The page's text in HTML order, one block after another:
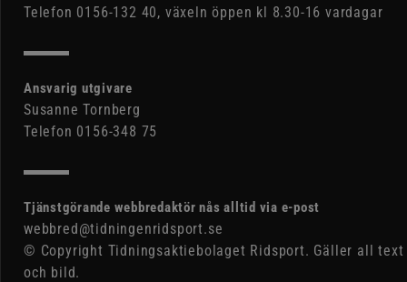
Telefon 0156-132 40, växeln öppen kl 8.30-16 vardagar
Ansvarig utgivare
Susanne Tornberg
Telefon 0156-348 75
Tjänstgörande webbredaktör nås alltid via e-post
webbred@tidningenridsport.se
© Copyright Tidningsaktiebolaget Ridsport. Gäller all text
och bild.